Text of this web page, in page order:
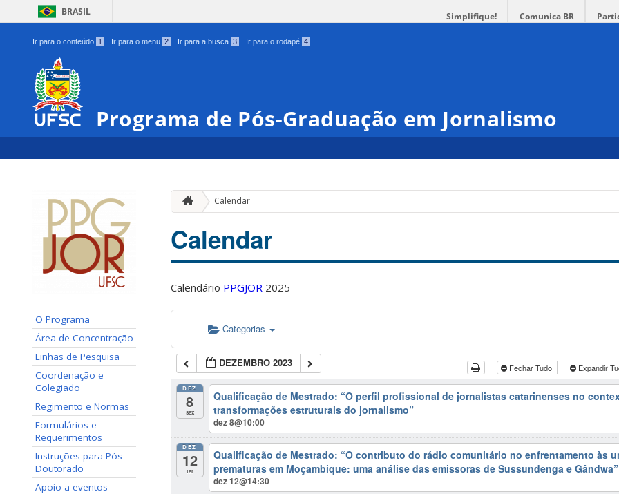
BRASIL Simplifique! Comunica BR
Ir para o conteúdo 1 Ir para o menu 2 Ir para a busca 3 Ir para o rodapé 4
Programa de Pós-Graduação em Jornalismo
O Programa
Área de Concentração
Linhas de Pesquisa
Coordenação e
Colegiado
Regimento e Normas
Formulários e
Requerimentos
Instruções para Pós-
Doutorado
Apoio a eventos
Calendar
Calendar
Calendário PPGJOR 2025
Categorias
DEZEMBRO 2023 Fechar Tudo Expandir
DEZ
8
sex
Qualificação de Mestrado: “O perfil profissional de jornalistas catarinenses no
transformações estruturais do jornalismo”
dez 8@10:00
DEZ
12
ter
Qualificação de Mestrado: “O contributo do rádio comunitário no enfrentamento às
prematuras em Moçambique: uma análise das emissoras de Sussundenga e Gândwa”
dez 12@14:30